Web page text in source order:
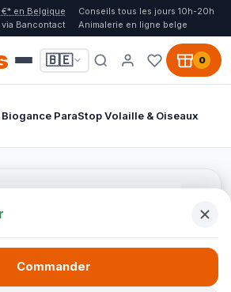
en Belgique
Conseils tous les jours 10h-20h
Bancontact
Animalerie en ligne belge
🇧🇪 0
ParaStop Volaille & Oiseaux
Commander